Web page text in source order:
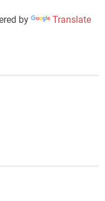
by Translate